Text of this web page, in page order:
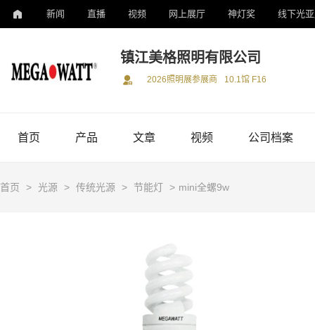
新闻 直播 视频 网上展厅 神灯奖 线下光
镇江美格照明有限公司
2026照明展参展商 10.1馆 F16
首页 产品 文章 视频 公司档案
首页 > 光源 > 传统光源 > 节能灯 > mini全螺9w